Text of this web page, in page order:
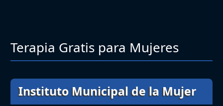
Terapia Gratis para Mujeres
Instituto Municipal de la Mujer